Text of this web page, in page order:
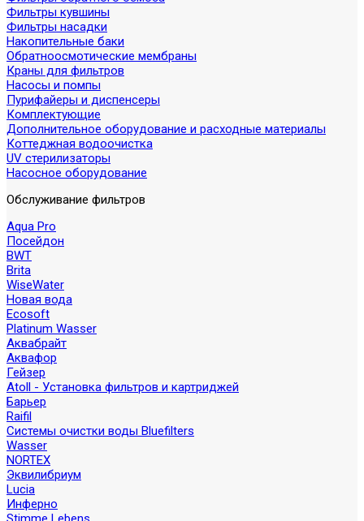
Фильтры кувшины
Фильтры насадки
Накопительные баки
Обратноосмотические мембраны
Краны для фильтров
Насосы и помпы
Пурифайеры и диспенсеры
Комплектующие
Дополнительное оборудование и расходные материалы
Коттеджная водоочистка
UV стерилизаторы
Насосное оборудование
Обслуживание фильтров
Aqua Pro
Посейдон
BWT
Brita
WiseWater
Новая вода
Ecosoft
Platinum Wasser
Аквабрайт
Аквафор
Гейзер
Atoll - Установка фильтров и картриджей
Барьер
Raifil
Системы очистки воды Bluefilters
Wasser
NORTEX
Эквилибриум
Lucia
Инферно